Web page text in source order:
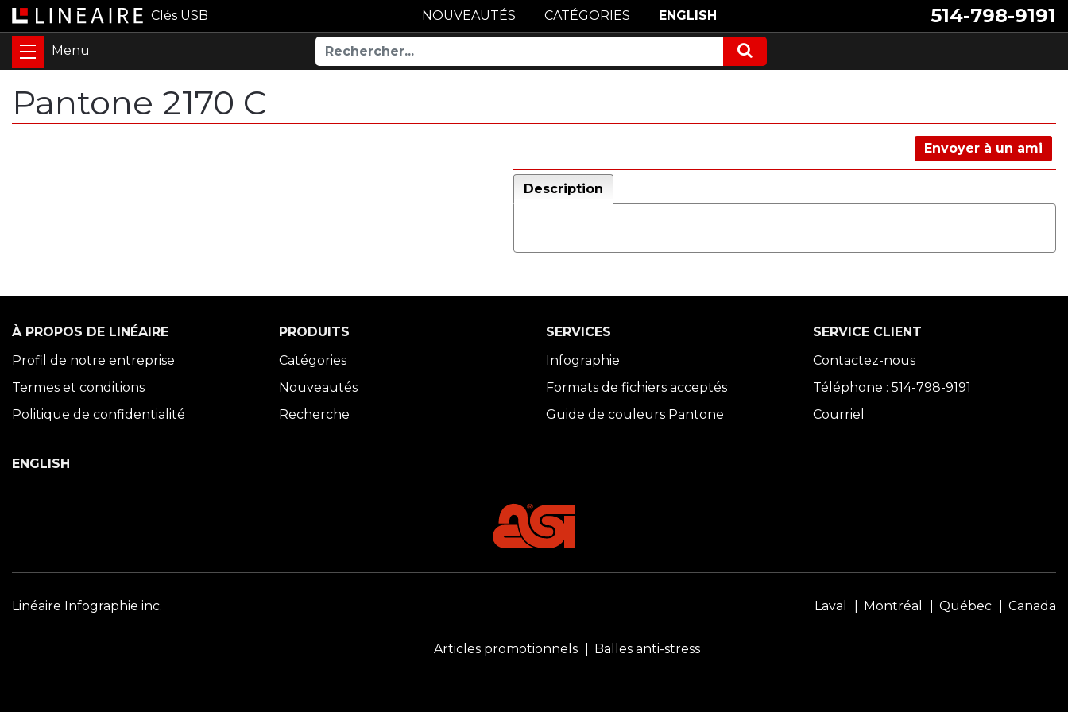
Clés USB 514-798-9191
NOUVEAUTÉS CATÉGORIES ENGLISH
Pantone 2170 C
Envoyer à un ami
Description
À PROPOS DE LINÉAIRE
Profil de notre entreprise
Termes et conditions
Politique de confidentialité
PRODUITS
Catégories
Nouveautés
Recherche
SERVICES
Infographie
Formats de fichiers acceptés
Guide de couleurs Pantone
SERVICE CLIENT
Contactez-nous
Téléphone : 514-798-9191
Courriel
ENGLISH
Linéaire Infographie inc. Laval Montréal Québec Canada
Articles promotionnels Balles anti-stress